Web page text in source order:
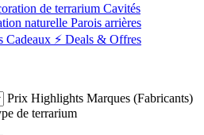
de terrarium Cavités
naturelle Parois arrières
Cadeaux ⚡ Deals & Offres
Prix Highlights Marques (Fabricants)
de terrarium